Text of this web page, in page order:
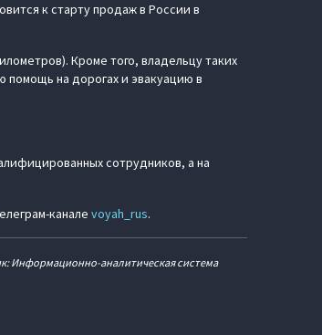
к старту продаж в России в
Кроме того, владельцу таких
помощь на дорогах и эвакуацию в
сотрудников, а на
канале voyah_rus.
Информационно-аналитическая система